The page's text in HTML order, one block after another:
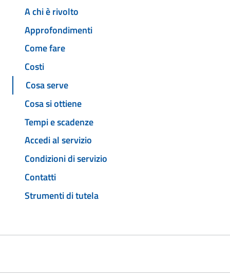
A chi è rivolto
Approfondimenti
Come fare
Costi
Cosa serve
Cosa si ottiene
Tempi e scadenze
Accedi al servizio
Condizioni di servizio
Contatti
Strumenti di tutela